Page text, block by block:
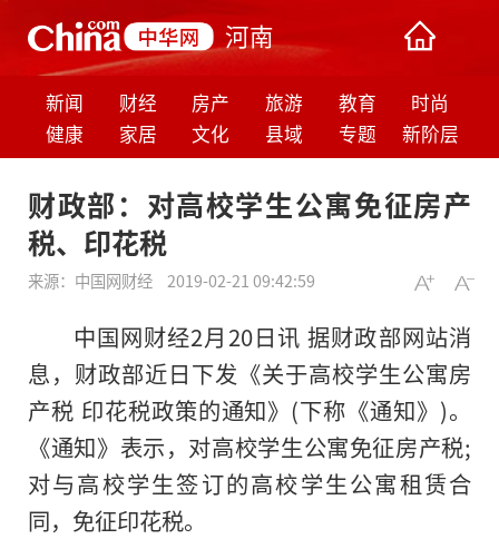
河南
新闻 财经 房产 旅游 教育
时尚
健康
家居 文化 县域 专题 新阶层
财政部：对高校学生公寓免征房产
税、印花税
来源： 中国网财经 2019-02-21 09:42:59
中国网财经2月20日讯 据财政部网站消
息，财政部近日下发《关于高校学生公寓房
产税 印花税政策的通知》(下称《通知》)。
《通知》表示，对高校学生公寓免征房产税;
对与高校学生签订的高校学生公寓租赁合
同，免征印花税。